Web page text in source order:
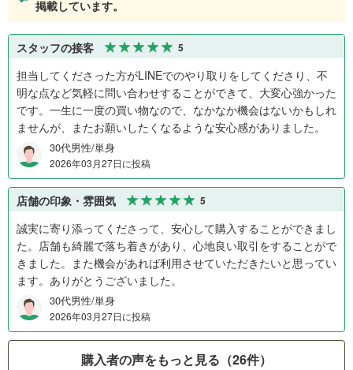
掲載しています。
スタッフの接客 5
担当してくださった方がLINEでのやり取りをしてくださり、不
明な点など気軽に問い合わせすることができて、大変心強かった
です。一生に一度の買い物なので、なかなか機会はないかもしれ
ませんが、またお願いしたくなるような安心感がありました。
30代男性/単身
2026年03月27日に投稿
店舗の印象・雰囲気 5
誠実に寄り添ってくださって、安心して購入することができまし
た。店舗も綺麗で落ち着きがあり、心地良い取引をすることがで
きました。また機会があれば利用させていただきたいと思ってい
ます。ありがとうございました。
30代男性/単身
2026年03月27日に投稿
購入者の声をもっと見る（26件）